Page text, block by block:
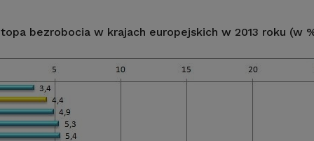
bezrobocia w krajach europejskich w 2013 roku (w